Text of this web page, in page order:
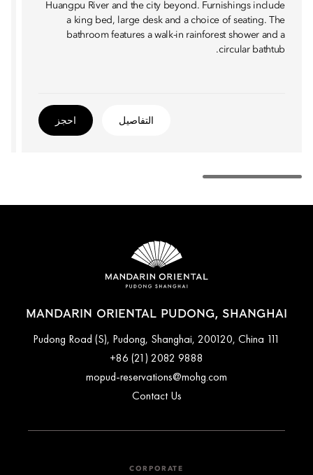
Huangpu River and the city beyond. Furnishings include
a king bed, large desk and a choice of seating. The
bathroom features a walk-in rainforest shower and a
circular bathtub.
التفاصيل احجز
MANDARIN ORIENTAL PUDONG, SHANGHAI
111 Pudong Road (S), Pudong, Shanghai, 200120, China
+86 (21) 2082 9888
mopud-reservations@mohg.com
Contact Us
CORPORATE